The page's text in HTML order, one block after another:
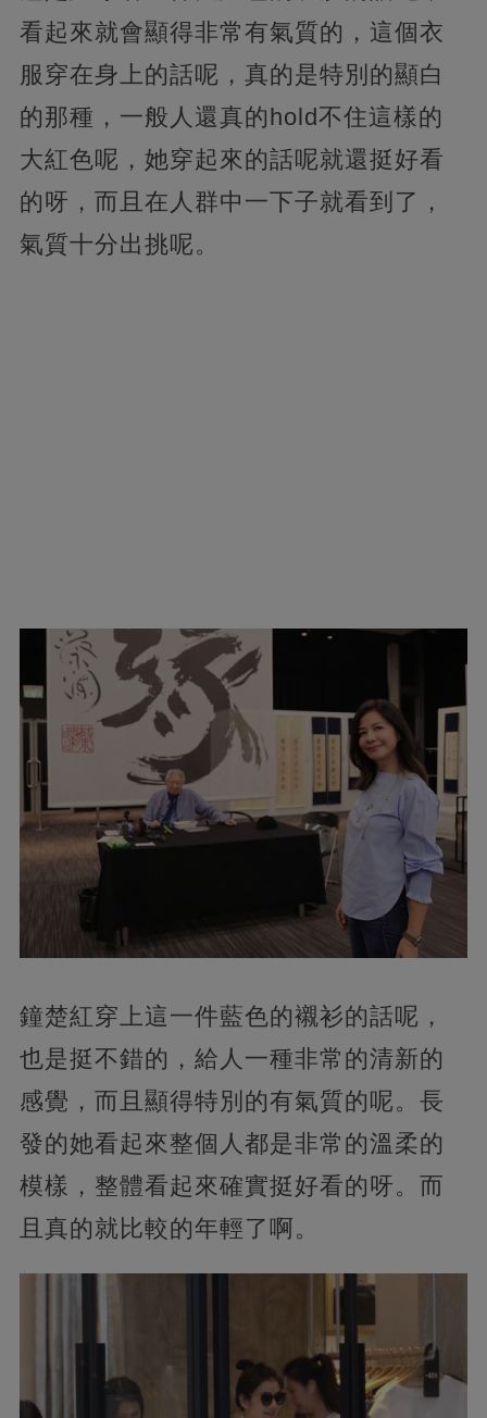
看起來就會顯得非常有氣質的，這個衣
服穿在身上的話呢，真的是特別的顯白
的那種，一般人還真的hold不住這樣的
大紅色呢，她穿起來的話呢就還挺好看
的呀，而且在人群中一下子就看到了，
氣質十分出挑呢。
鐘楚紅穿上這一件藍色的襯衫的話呢，
也是挺不錯的，給人一種非常的清新的
感覺，而且顯得特別的有氣質的呢。長
發的她看起來整個人都是非常的溫柔的
模樣，整體看起來確實挺好看的呀。而
且真的就比較的年輕了啊。